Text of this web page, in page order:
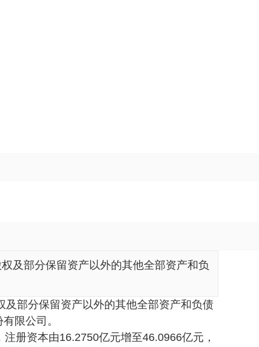
及部分保留资产以外的其他全部资产和负
部分保留资产以外的其他全部资产和负债
限公司。
册资本由16.2750亿元增至46.0966亿元，